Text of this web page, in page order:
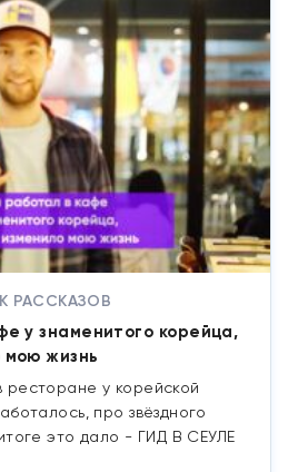
РАССКАЗОВ
у знаменитого корейца,
мою жизнь
ресторане у корейской
про звёздного
это дало - ГИД В СЕУЛЕ